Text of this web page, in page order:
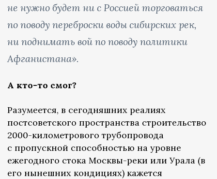
не нужно будет ни с Россией торговаться
по поводу переброски воды сибирских рек,
ни поднимать вой по поводу политики
Афганистана».
А кто-то смог?
Разумеется, в сегодняшних реалиях
постсоветского пространства строительство
2000-километрового трубопровода
с пропускной способностью на уровне
ежегодного стока Москвы-реки или Урала (в
его нынешних кондициях) кажется